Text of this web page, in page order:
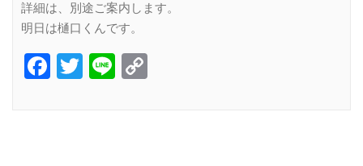
詳細は、別途ご案内します。
明日は樋口くんです。
Facebook
Twitter
Line